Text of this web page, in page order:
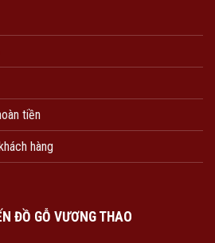
tiền
hàng
ĐỒ GỖ VƯƠNG THAO